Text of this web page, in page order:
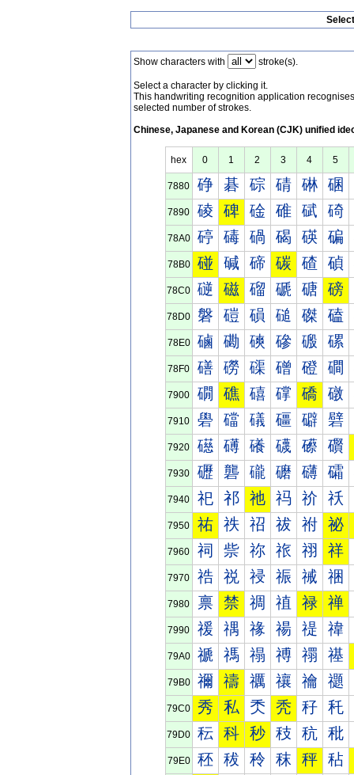
Show characters with stroke(s).
Select a character by clicking it.
This handwriting recognition application
selected number of strokes.
Chinese, Japanese and Korean (CJK) unified
hex 0 1 2 3 4 5
7880 碀 碁 碂 碃 碄 碅
7890 碐 碑 碒 碓 碔 碕
78A0 碠 碡 碢 碣 碤 碥
78B0 碰 碱 碲 碳 碴 碵
78C0 磀 磁 磂 磃 磄 磅
78D0 磐 磑 磒 磓 磔 磕
78E0 磠 磡 磢 磣 磤 磥
78F0 磰 磱 磲 磳 磴 磵
7900 礀 礁 礂 礃 礄 礅
7910 礐 礑 礒 礓 礔 礕
7920 礠 礡 礢 礣 礤 礥
7930 礰 礱 礲 礳 礴 礵
7940 祀 祁 祂 祃 祄 祅
7950 祐 祑 祒 祓 祔 祕
7960 祠 祡 祢 祣 祤 祥
7970 祰 祱 祲 祳 祴 祵
7980 禀 禁 禂 禃 禄 禅
7990 禐 禑 禒 禓 禔 禕
79A0 禠 禡 禢 禣 禤 禥
79B0 禰 禱 禲 禳 禴 禵
79C0 秀 私 秂 秃 秄 秅
79D0 秐 科 秒 秓 秔 秕
79E0 秠 秡 秢 秣 秤 秥